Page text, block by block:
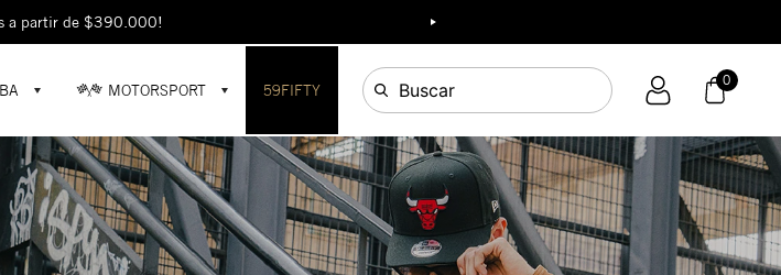
a partir de $390.000!
MOTORSPORT 59FIFTY Buscar 0